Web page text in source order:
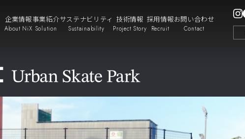
企業情報
About NiX
事業紹介
Solution
サステナビリティ
Sustainability
技術情報
Project Story
採用情報
Recruit
お問い合わせ
Contact